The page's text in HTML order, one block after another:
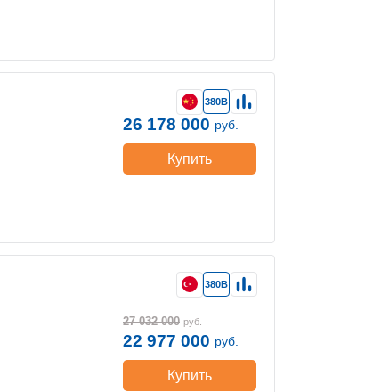
380В
26 178 000 руб.
Купить
380В
27 032 000 руб.
22 977 000 руб.
Купить